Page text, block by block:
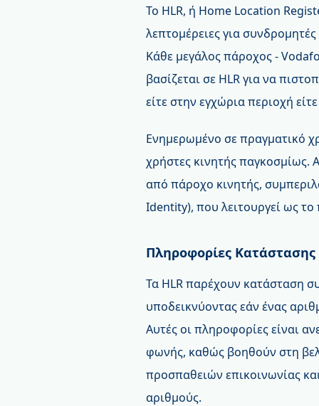
Το HLR, ή Home Location
λεπτομέρειες για
Κάθε μεγάλος πάροχος -
βασίζεται σε HLR για να
είτε στην εγχώρια περιοχή
Ενημερωμένο σε πραγματικό
χρήστες κινητής παγκοσμίως.
από πάροχο κινητής,
Identity), που λειτουργεί ως το
Πληροφορίες
Τα HLR παρέχουν κατάσταση
υποδεικνύοντας εάν ένας
Αυτές οι πληροφορίες είναι
φωνής, καθώς βοηθούν στη
προσπαθειών επικοινωνίας
αριθμούς.